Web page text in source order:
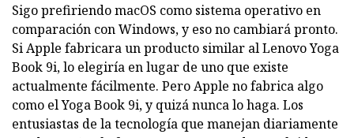
Sigo prefiriendo macOS como sistema operativo en
comparación con Windows, y eso no cambiará pronto.
Si Apple fabricara un producto similar al Lenovo Yoga
Book 9i, lo elegiría en lugar de uno que existe
actualmente fácilmente. Pero Apple no fabrica algo
como el Yoga Book 9i, y quizá nunca lo haga. Los
entusiastas de la tecnología que manejan diariamente